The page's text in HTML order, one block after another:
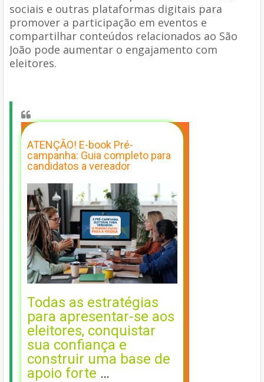
sociais e outras plataformas digitais para
promover a participação em eventos e
compartilhar conteúdos relacionados ao São
João pode aumentar o engajamento com
eleitores.
ATENÇÃO! E-book Pré-
campanha: Guia completo para
candidatos a vereador
Todas as estratégias
para apresentar-se aos
eleitores, conquistar
sua confiança e
construir uma base de
apoio forte …